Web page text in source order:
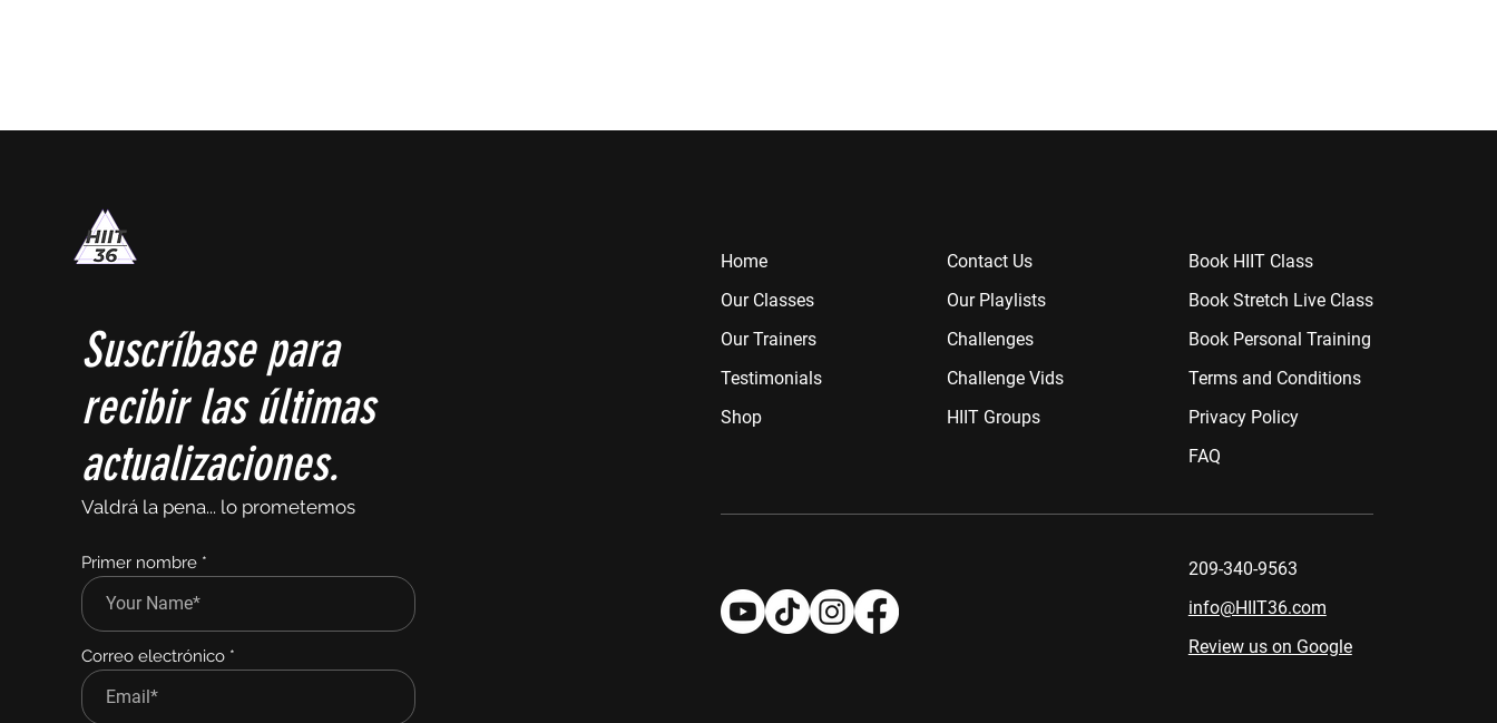
Suscríbase para
recibir las últimas
actualizaciones.
Valdrá la pena... lo prometemos
Primer nombre
Correo electrónico
Home
Our Classes
Our Trainers
Testimonials
Shop
Contact Us
Our Playlists
Challenges
Challenge Vids
HIIT Groups
Book HIIT Class
Book Stretch Live Class
Book Personal Training
Terms and Conditions
Privacy Policy
FAQ
209-340-9563
info@HIIT36.com
Review us on Google